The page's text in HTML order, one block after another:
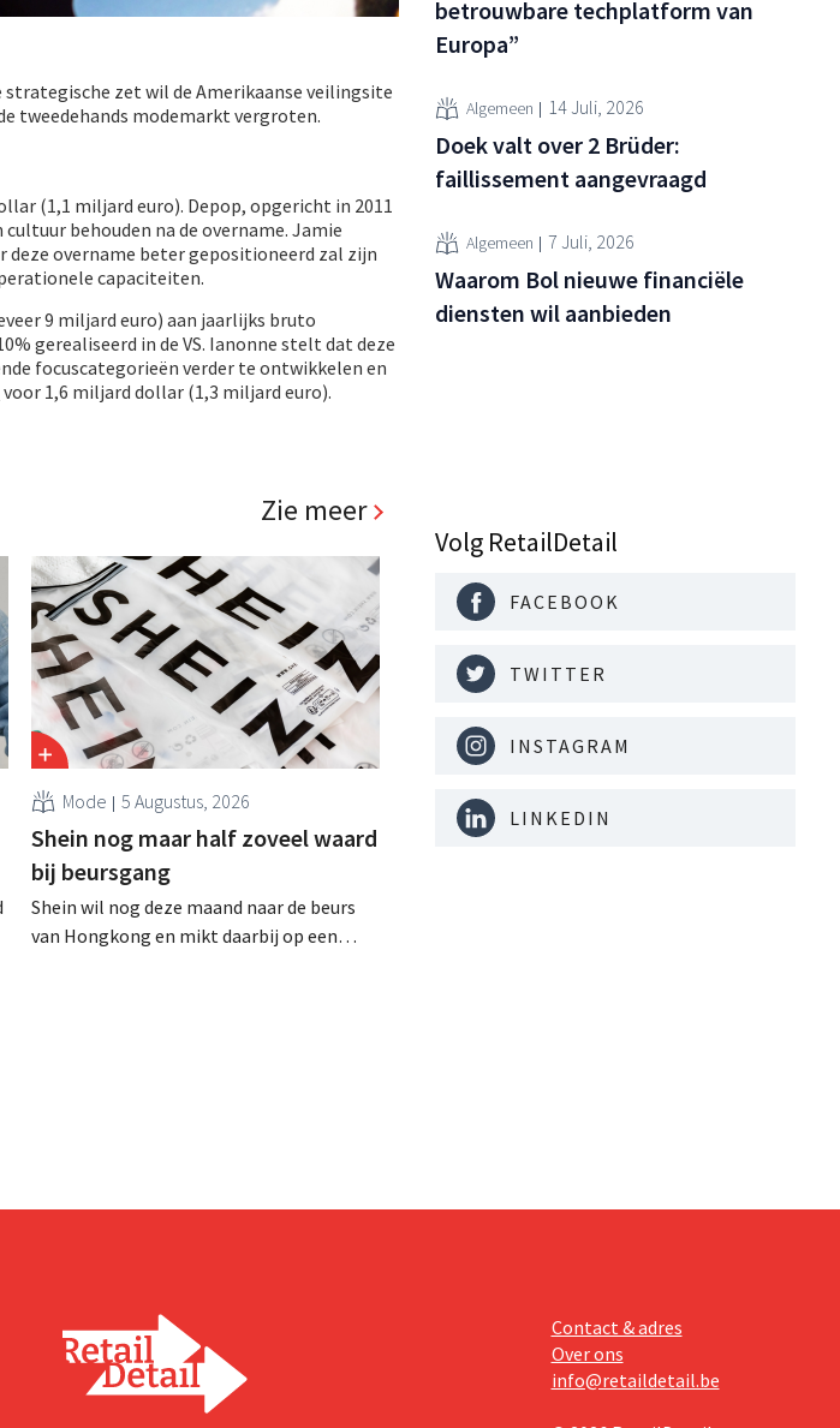
strategische zet wil de Amerikaanse veilingsite
tweedehands modemarkt vergroten.
(1,1 miljard euro). Depop, opgericht in 2011
behouden na de overname. Jamie
deze overname beter gepositioneerd zal zijn
capaciteiten.
9 miljard euro) aan jaarlijks bruto
gerealiseerd in de VS. Ianonne stelt dat deze
focuscategorieën verder te ontwikkelen en
voor 1,6 miljard dollar (1,3 miljard euro).
Zie meer
Mode 5 Augustus, 2026
Shein nog maar half zoveel waard
bij beursgang
Shein wil nog deze maand naar de beurs
van Hongkong en mikt daarbij op een
betrouwbare techplatform van
Europa”
Algemeen 14 Juli, 2026
Doek valt over 2 Brüder:
faillissement aangevraagd
Algemeen 7 Juli, 2026
Waarom Bol nieuwe financiële
diensten wil aanbieden
Volg RetailDetail
FACEBOOK
TWITTER
INSTAGRAM
LINKEDIN
Contact & adres
Over ons
info@retaildetail.be